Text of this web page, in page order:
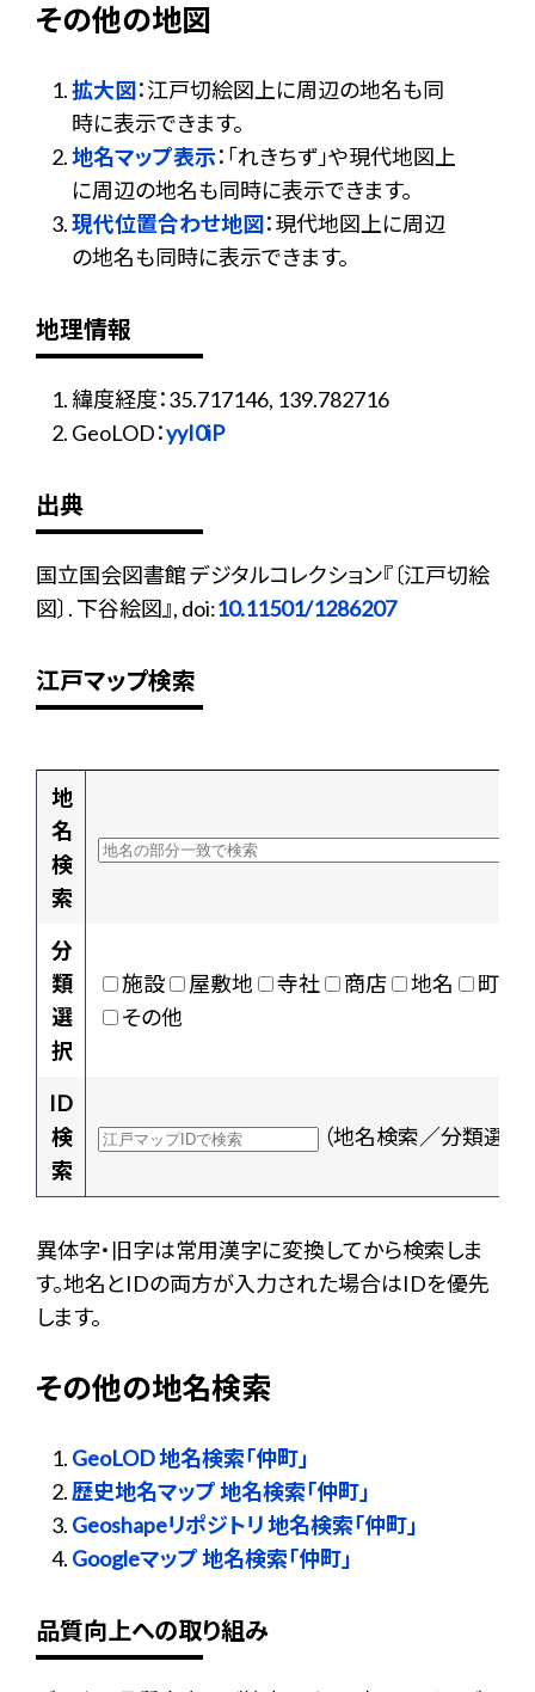
その他の地図
拡大図：江戸切絵図上に周辺の地名も同
時に表示できます。
地名マップ表示：「れきちず」や現代地図上
に周辺の地名も同時に表示できます。
現代位置合わせ地図：現代地図上に周辺
の地名も同時に表示できます。
地理情報
緯度経度：35.717146, 139.782716
GeoLOD：yyI0iP
出典
国立国会図書館 デジタルコレクション『〔江戸切絵
図〕. 下谷絵図』, doi:10.11501/1286207
江戸マップ検索
地
名
検
索
分
類
選
択
施設 屋敷地 寺社 商店 地名
町村
その他
ID
検
索
（地名検索／分類選択
異体字・旧字は常用漢字に変換してから検索しま
す。地名とIDの両方が入力された場合はIDを優先
します。
その他の地名検索
GeoLOD 地名検索「仲町」
歴史地名マップ 地名検索「仲町」
Geoshapeリポジトリ 地名検索「仲町」
Googleマップ 地名検索「仲町」
品質向上への取り組み